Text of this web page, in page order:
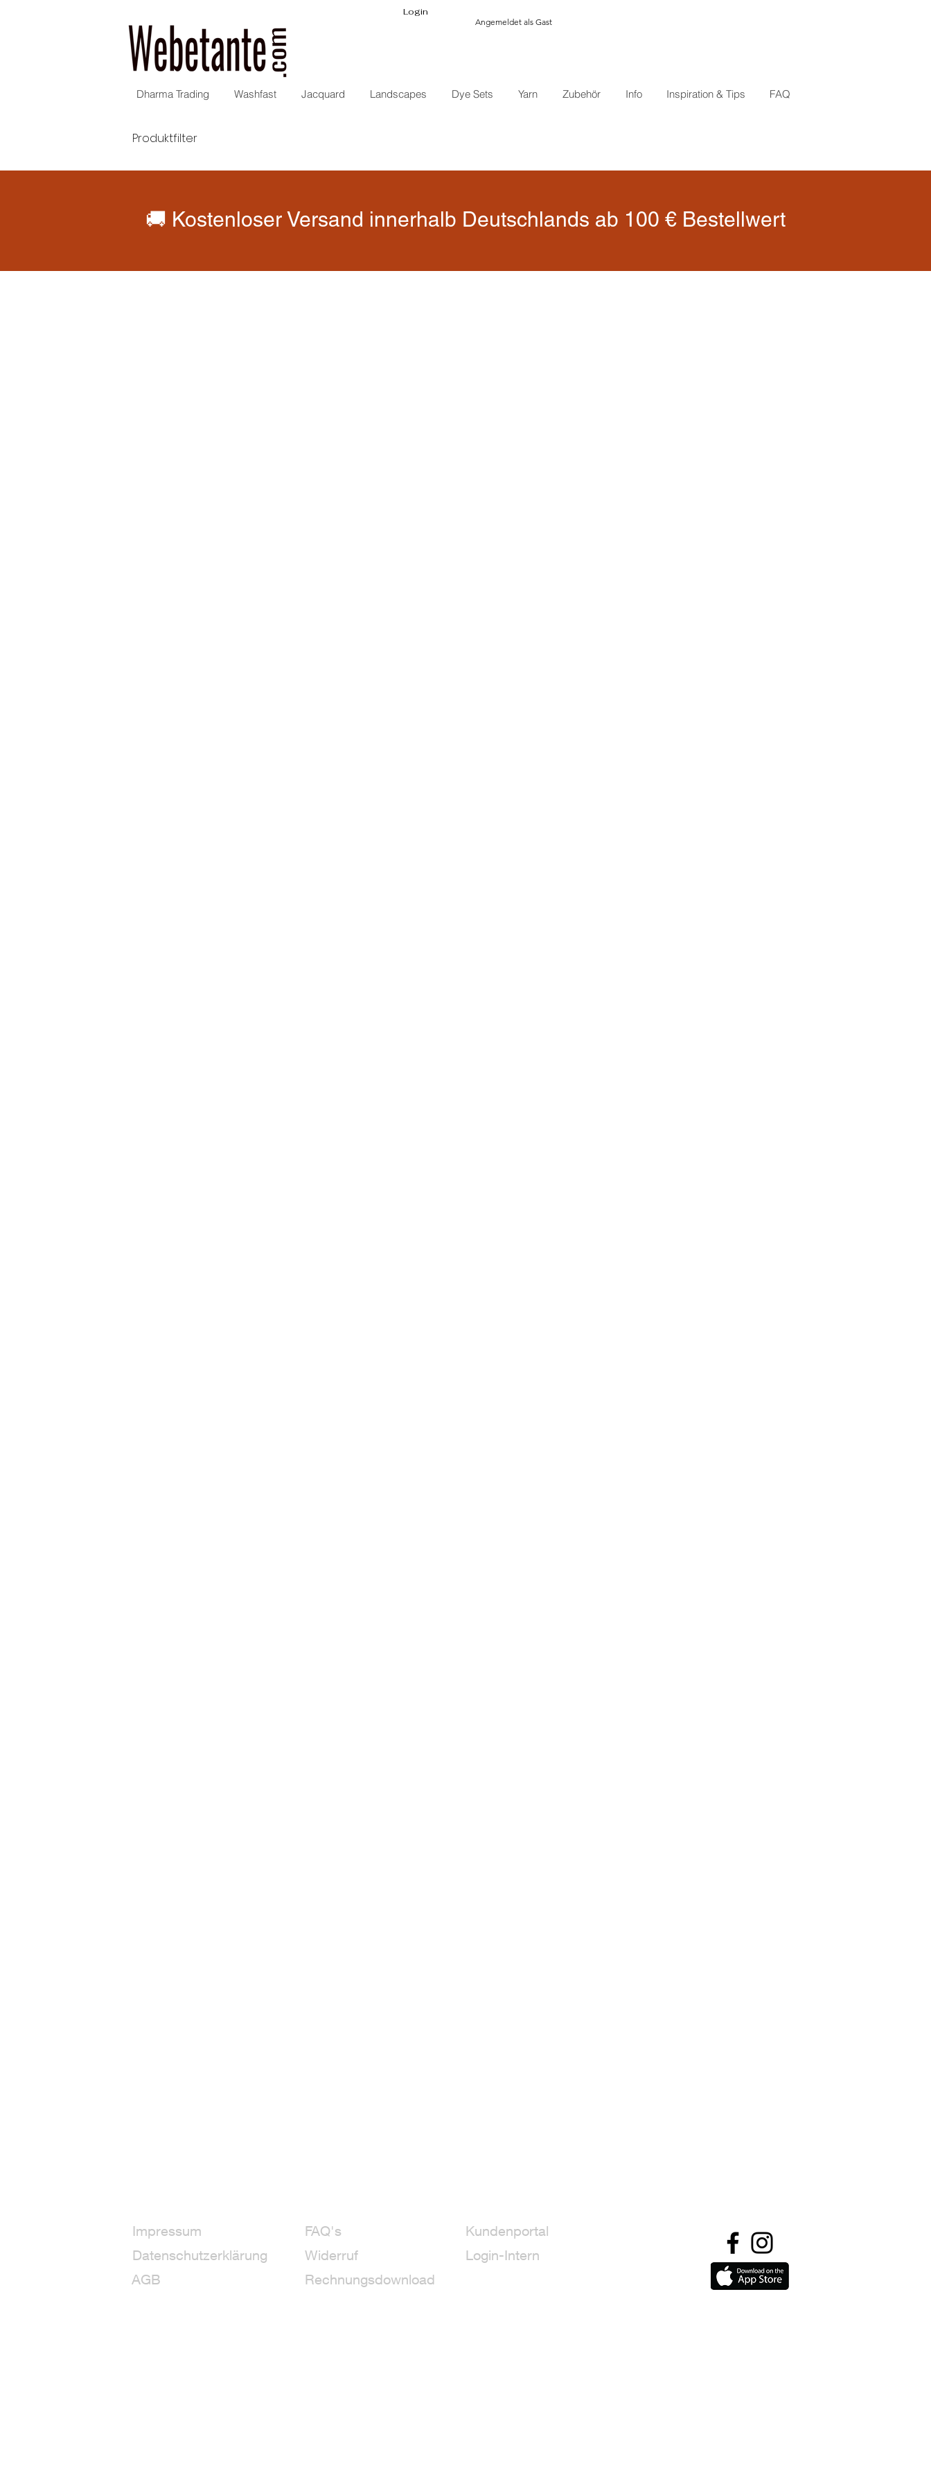
Dharma Trading Washfast Jacquard Landscapes Dye Sets Yarn Zubehör Info Inspiration & Tips FAQ
Login
Angemeldet als Gast
Produktfilter
🚚 Kostenloser Versand innerhalb Deutschlands ab 100 € Bestellwert
Impressum
Datenschutzerklärung
AGB
FAQ's
Widerruf
Rechnungsdownload
Kundenportal
Login-Intern